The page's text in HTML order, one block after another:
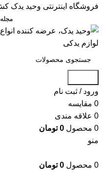
فروشگاه اینترنتی وحید یدک
مجله
ورود / ثبت نام
0 مقایسه
0 علاقه مندی
0 محصول 0 تومان
منو
0 محصول 0 تومان